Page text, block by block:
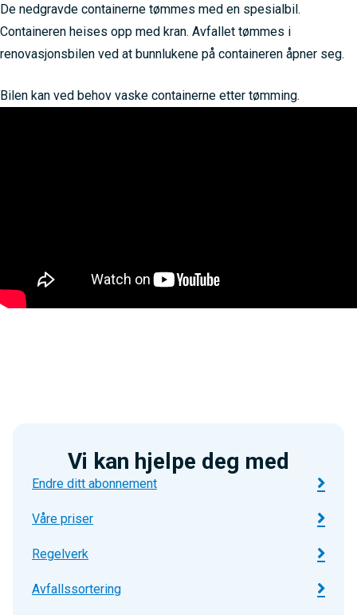
De nedgravde containerne tømmes med en spesialbil.
Containeren heises opp med kran. Avfallet tømmes i
renovasjonsbilen ved at bunnlukene på containeren åpner seg.
Bilen kan ved behov vaske containerne etter tømming.
Vi kan hjelpe deg med
Endre ditt abonnement
Våre priser
Regelverk
Avfallssortering